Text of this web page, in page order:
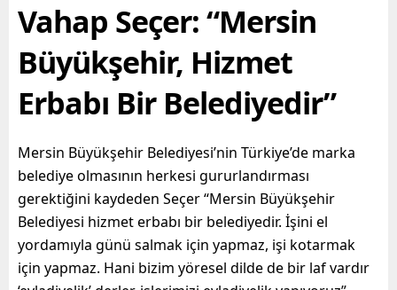
Vahap Seçer: “Mersin
Büyükşehir, Hizmet
Erbabı Bir Belediyedir”
Mersin Büyükşehir Belediyesi’nin Türkiye’de marka
belediye olmasının herkesi gururlandırması
gerektiğini kaydeden Seçer “Mersin Büyükşehir
Belediyesi hizmet erbabı bir belediyedir. İşini el
yordamıyla günü salmak için yapmaz, işi kotarmak
için yapmaz. Hani bizim yöresel dilde de bir laf vardır